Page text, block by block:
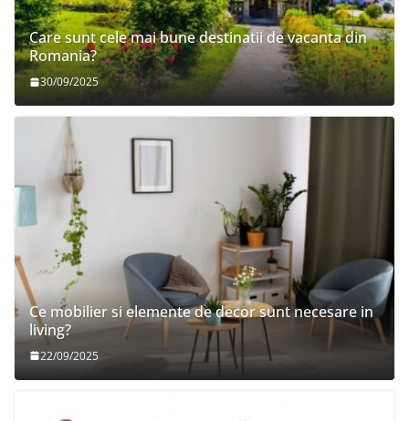
Care sunt cele mai bune destinatii de vacanta din
Romania?
30/09/2025
Ce mobilier si elemente de decor sunt necesare in
living?
22/09/2025